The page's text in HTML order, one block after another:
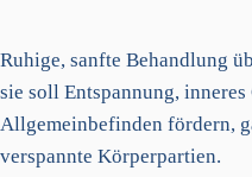
Ruhige, sanfte Behandlung
sie soll Entspannung,
Allgemeinbefinden fördern,
verspannte Körperpartien.